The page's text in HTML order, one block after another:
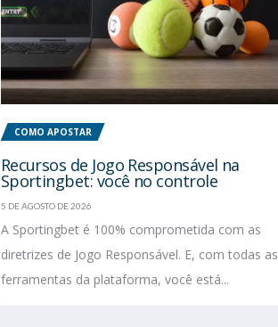
COMO APOSTAR
Recursos de Jogo Responsável na
Sportingbet: você no controle
5 DE AGOSTO DE 2026
A Sportingbet é 100% comprometida com as
diretrizes de Jogo Responsável. E, com todas as
ferramentas da plataforma, você está...